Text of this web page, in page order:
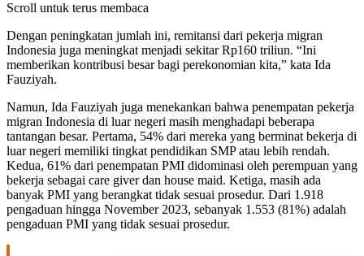
Scroll untuk terus membaca
Dengan peningkatan jumlah ini, remitansi dari pekerja migran
Indonesia juga meningkat menjadi sekitar Rp160 triliun. “Ini
memberikan kontribusi besar bagi perekonomian kita,” kata Ida
Fauziyah.
Namun, Ida Fauziyah juga menekankan bahwa penempatan pekerja
migran Indonesia di luar negeri masih menghadapi beberapa
tantangan besar. Pertama, 54% dari mereka yang berminat bekerja di
luar negeri memiliki tingkat pendidikan SMP atau lebih rendah.
Kedua, 61% dari penempatan PMI didominasi oleh perempuan yang
bekerja sebagai care giver dan house maid. Ketiga, masih ada
banyak PMI yang berangkat tidak sesuai prosedur. Dari 1.918
pengaduan hingga November 2023, sebanyak 1.553 (81%) adalah
pengaduan PMI yang tidak sesuai prosedur.